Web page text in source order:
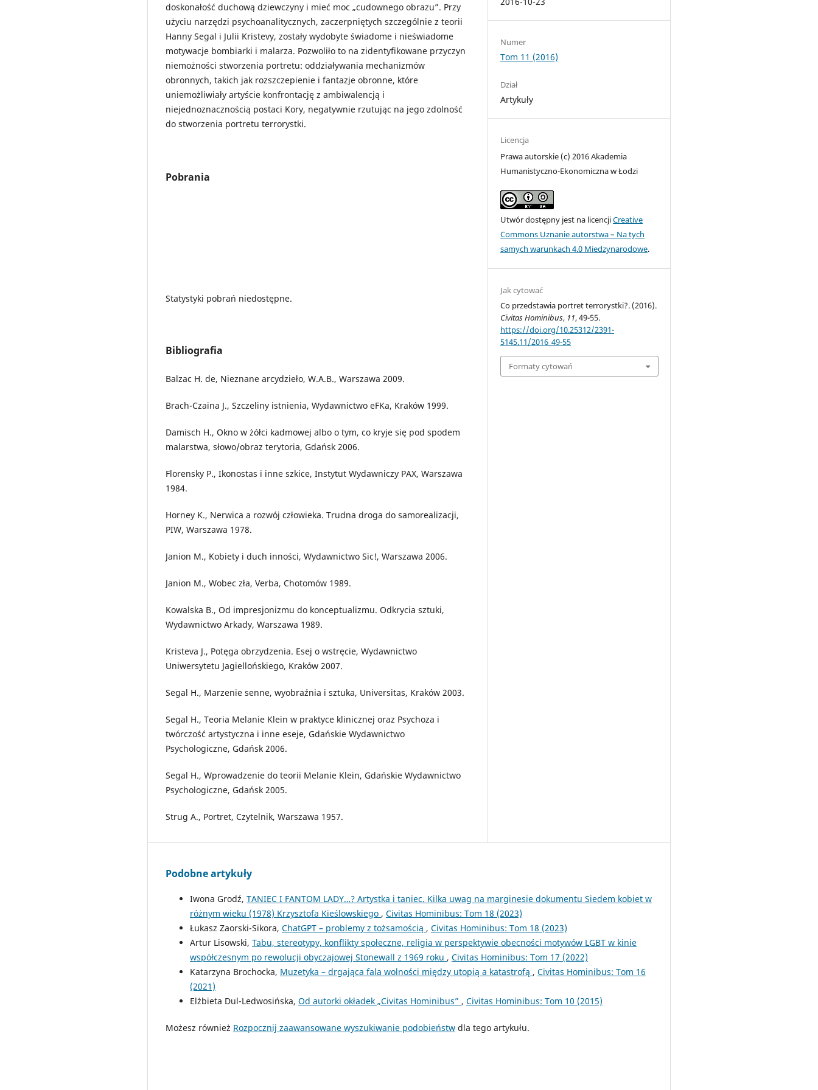
doskonałość duchową dziewczyny i mieć moc „cudownego obrazu”. Przy
użyciu narzędzi psychoanalitycznych, zaczerpniętych szczególnie z teorii
Hanny Segal i Julii Kristevy, zostały wydobyte świadome i nieświadome
motywacje bombiarki i malarza. Pozwoliło to na zidentyfikowane przyczyn
niemożności stworzenia portretu: oddziaływania mechanizmów
obronnych, takich jak rozszczepienie i fantazje obronne, które
uniemożliwiały artyście konfrontację z ambiwalencją i
niejednoznacznością postaci Kory, negatywnie rzutując na jego zdolność
do stworzenia portretu terrorystki.
Pobrania
Statystyki pobrań niedostępne.
Bibliografia
Balzac H. de, Nieznane arcydzieło, W.A.B., Warszawa 2009.
Brach-Czaina J., Szczeliny istnienia, Wydawnictwo eFKa, Kraków 1999.
Damisch H., Okno w żółci kadmowej albo o tym, co kryje się pod spodem
malarstwa, słowo/obraz terytoria, Gdańsk 2006.
Florensky P., Ikonostas i inne szkice, Instytut Wydawniczy PAX, Warszawa
1984.
Horney K., Nerwica a rozwój człowieka. Trudna droga do samorealizacji,
PIW, Warszawa 1978.
Janion M., Kobiety i duch inności, Wydawnictwo Sic!, Warszawa 2006.
Janion M., Wobec zła, Verba, Chotomów 1989.
Kowalska B., Od impresjonizmu do konceptualizmu. Odkrycia sztuki,
Wydawnictwo Arkady, Warszawa 1989.
Kristeva J., Potęga obrzydzenia. Esej o wstręcie, Wydawnictwo
Uniwersytetu Jagiellońskiego, Kraków 2007.
Segal H., Marzenie senne, wyobraźnia i sztuka, Universitas, Kraków 2003.
Segal H., Teoria Melanie Klein w praktyce klinicznej oraz Psychoza i
twórczość artystyczna i inne eseje, Gdańskie Wydawnictwo
Psychologiczne, Gdańsk 2006.
Segal H., Wprowadzenie do teorii Melanie Klein, Gdańskie Wydawnictwo
Psychologiczne, Gdańsk 2005.
Strug A., Portret, Czytelnik, Warszawa 1957.
Numer
Tom 11 (2016)
Dział
Artykuły
Licencja
Prawa autorskie (c) 2016 Akademia
Humanistyczno-Ekonomiczna w Łodzi
Utwór dostępny jest na licencjiCreative
Commons Uznanie autorstwa – Na tych
samych warunkach 4.0 Miedzynarodowe.
Jak cytować
Co przedstawia portret terrorystki?. (2016).
Civitas Hominibus, 11, 49-55.
https://doi.org/10.25312/2391-
5145.11/2016_49-55
Formaty cytowań
Podobne artykuły
Iwona Grodź, TANIEC I FANTOM LADY…? Artystka i taniec. Kilka uwag na marginesie dokumentu Siedem kobiet w
różnym wieku (1978) Krzysztofa Kieślowskiego , Civitas Hominibus: Tom 18 (2023)
Łukasz Zaorski-Sikora, ChatGPT – problemy z tożsamością , Civitas Hominibus: Tom 18 (2023)
Artur Lisowski, Tabu, stereotypy, konflikty społeczne, religia w perspektywie obecności motywów LGBT w kinie
współczesnym po rewolucji obyczajowej Stonewall z 1969 roku , Civitas Hominibus: Tom 17 (2022)
Katarzyna Brochocka, Muzetyka – drgająca fala wolności między utopią a katastrofą , Civitas Hominibus: Tom 16
(2021)
Elżbieta Dul-Ledwosińska, Od autorki okładek „Civitas Hominibus” , Civitas Hominibus: Tom 10 (2015)
Możesz również Rozpocznij zaawansowane wyszukiwanie podobieństw dla tego artykułu.